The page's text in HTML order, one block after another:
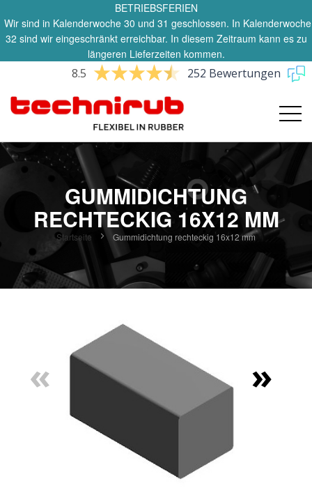
BETRIEBSFERIEN
Wir sind in Kalenderwoche 30 und 31 geschlossen. In Kalenderwoche
32 sind wir eingeschränkt erreichbar. In diesem Zeitraum kann es zu
längeren Lieferzeiten kommen.
8.5 252 Bewertungen
GUMMIDICHTUNG
RECHTECKIG 16X12 MM
Startseite Gummidichtung rechteckig 16x12 mm
Bildgalerie
springen
« »